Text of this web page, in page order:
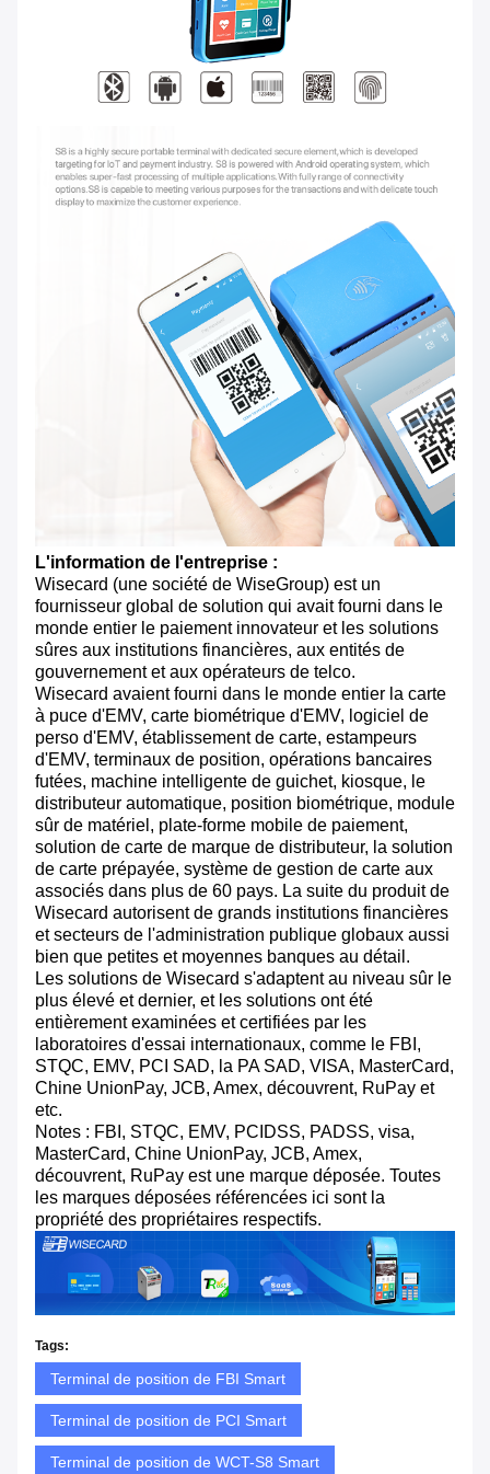
L'information de l'entreprise :
Wisecard (une société de WiseGroup) est un
fournisseur global de solution qui avait fourni dans le
monde entier le paiement innovateur et les solutions
sûres aux institutions financières, aux entités de
gouvernement et aux opérateurs de telco.
Wisecard avaient fourni dans le monde entier la carte
à puce d'EMV, carte biométrique d'EMV, logiciel de
perso d'EMV, établissement de carte, estampeurs
d'EMV, terminaux de position, opérations bancaires
futées, machine intelligente de guichet, kiosque, le
distributeur automatique, position biométrique, module
sûr de matériel, plate-forme mobile de paiement,
solution de carte de marque de distributeur, la solution
de carte prépayée, système de gestion de carte aux
associés dans plus de 60 pays. La suite du produit de
Wisecard autorisent de grands institutions financières
et secteurs de l'administration publique globaux aussi
bien que petites et moyennes banques au détail.
Les solutions de Wisecard s'adaptent au niveau sûr le
plus élevé et dernier, et les solutions ont été
entièrement examinées et certifiées par les
laboratoires d'essai internationaux, comme le FBI,
STQC, EMV, PCI SAD, la PA SAD, VISA, MasterCard,
Chine UnionPay, JCB, Amex, découvrent, RuPay et
etc.
Notes : FBI, STQC, EMV, PCIDSS, PADSS, visa,
MasterCard, Chine UnionPay, JCB, Amex,
découvrent, RuPay est une marque déposée. Toutes
les marques déposées référencées ici sont la
propriété des propriétaires respectifs.
Tags:
Terminal de position de FBI Smart
Terminal de position de PCI Smart
Terminal de position de WCT-S8 Smart